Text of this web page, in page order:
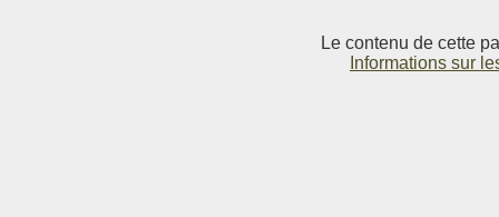
Le contenu de cette
Informations sur